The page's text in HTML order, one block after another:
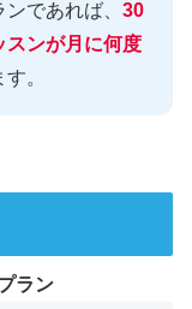
であれば、 30
スンが月に何度
。
ラン